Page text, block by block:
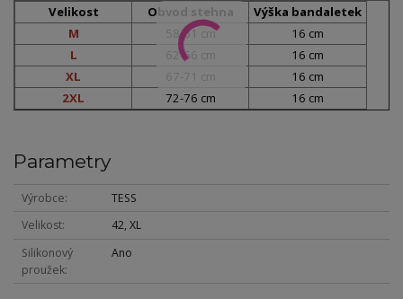
Velikost Obvod stehna
Výška bandaletek
M
58-61 cm
16 cm
L
62-66 cm
16 cm
XL
67-71 cm
16 cm
2XL
72-76 cm 16 cm
Parametry
Výrobce
TESS
Velikost
42, XL
Silikonový
proužek
Ano